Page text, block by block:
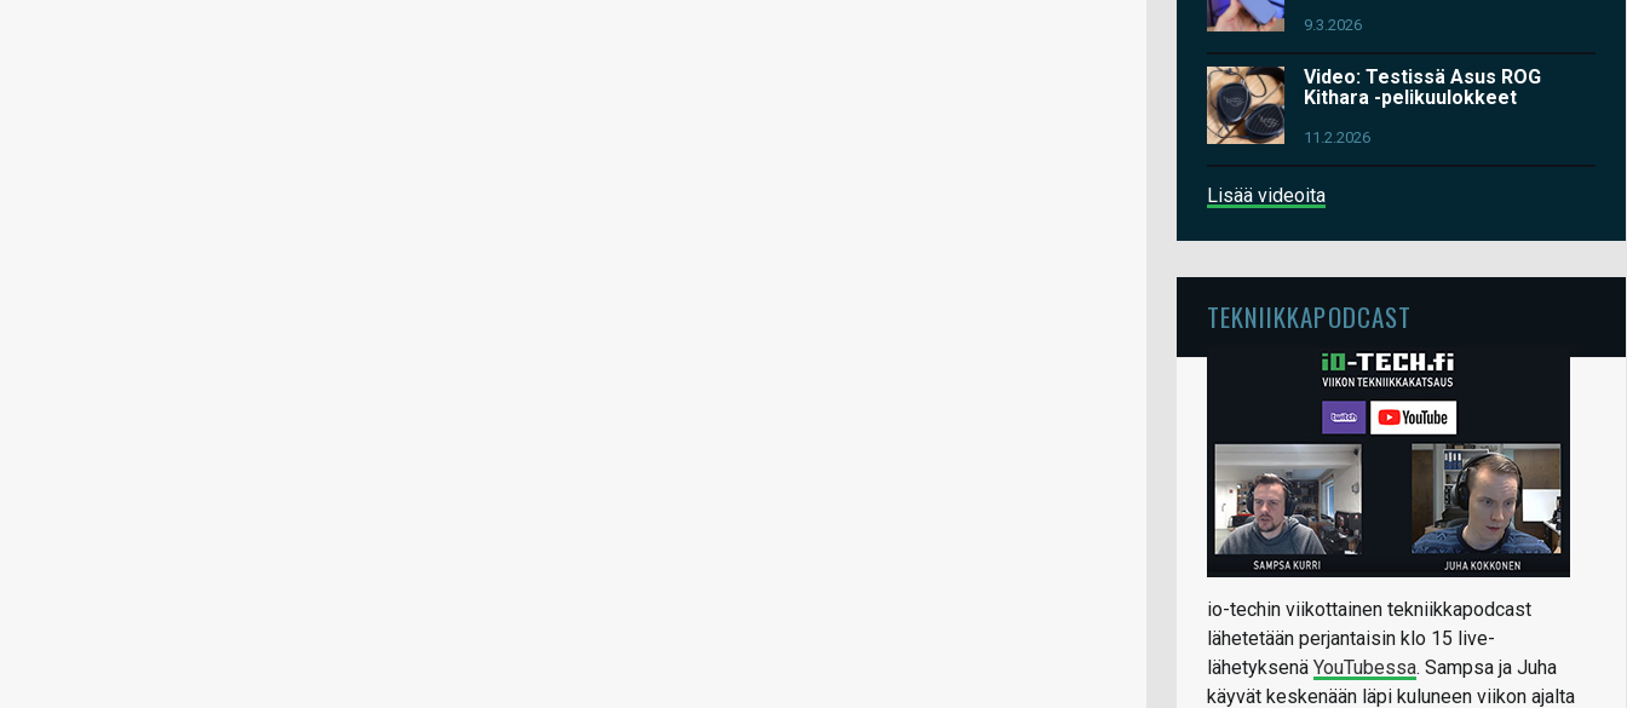
9.3.2026
Video: Testissä Asus ROG
Kithara -pelikuulokkeet
11.2.2026
Lisää videoita
TEKNIIKKAPODCAST
io-techin viikottainen tekniikkapodcast
lähetetään perjantaisin klo 15 live-
lähetyksenä YouTubessa. Sampsa ja Juha
käyvät keskenään läpi kuluneen viikon ajalta